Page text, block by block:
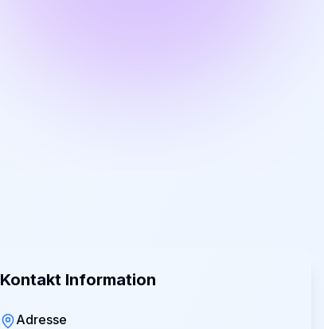
Kontakt Information
Adresse